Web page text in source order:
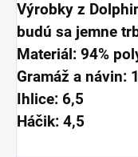
Výrobky z
budú sa jemne
Materiál: 94%
Gramáž a návin:
Ihlice: 6,5
Háčik: 4,5